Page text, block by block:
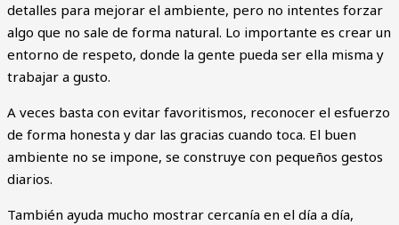
detalles para mejorar el ambiente, pero no intentes forzar
algo que no sale de forma natural. Lo importante es crear un
entorno de respeto, donde la gente pueda ser ella misma y
trabajar a gusto.
A veces basta con evitar favoritismos, reconocer el esfuerzo
de forma honesta y dar las gracias cuando toca. El buen
ambiente no se impone, se construye con pequeños gestos
diarios.
También ayuda mucho mostrar cercanía en el día a día,